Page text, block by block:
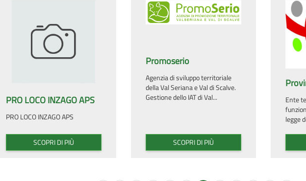
PRO LOCO INZAGO APS
PRO LOCO INZAGO APS
SCOPRI DI PIÙ
Promoserio
Agenzia di sviluppo territoriale
della Val Seriana e Val di Scalve.
Gestione dello IAT di Val...
SCOPRI DI PIÙ
Ente
legge